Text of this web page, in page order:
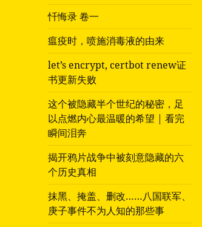
忏悔录 卷一
瘟疫时，喷施消毒液的由来
let’s encrypt, certbot renew证
书更新失败
这个被隐藏半个世纪的秘密，足
以点燃内心最温暖的希望 | 看完
瞬间泪奔
揭开鸦片战争中被刻意隐藏的六
个历史真相
抹黑、掩盖、删改……八国联军、
庚子事件不为人知的那些事